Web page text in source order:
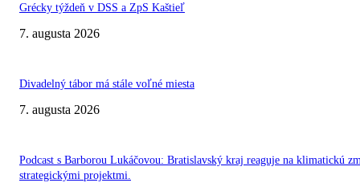
Grécky týždeň v DSS a ZpS Kaštieľ
7. augusta 2026
Divadelný tábor má stále voľné miesta
7. augusta 2026
Podcast s Barborou Lukáčovou: Bratislavský kraj reaguje na klimatickú
strategickými projektmi.